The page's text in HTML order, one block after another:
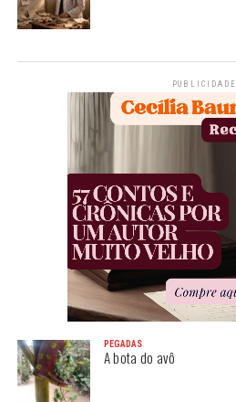
PUBLICIDADE
PEGADAS
A bota do avô